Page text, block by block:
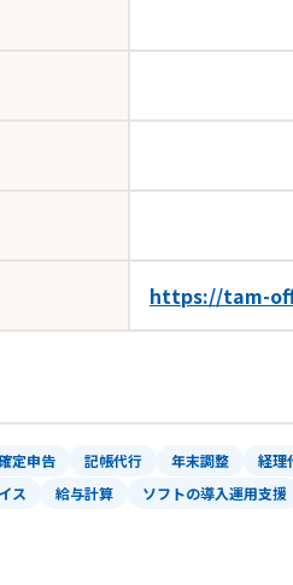
https://tam-
定申告 記帳代行 年末調整 経理
ス 給与計算 ソフトの導入運用支援